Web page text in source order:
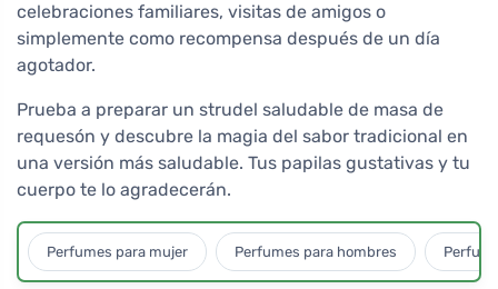
celebraciones familiares, visitas de amigos o
simplemente como recompensa después de un día
agotador.
Prueba a preparar un strudel saludable de masa de
requesón y descubre la magia del sabor tradicional en
una versión más saludable. Tus papilas gustativas y tu
cuerpo te lo agradecerán.
Perfumes para mujer Perfumes para hombres